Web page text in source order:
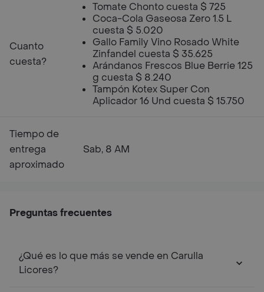
Cuanto
cuesta?
Tomate Chonto cuesta $ 725
Coca-Cola Gaseosa Zero 1.5 L
cuesta $ 5.020
Gallo Family Vino Rosado White
Zinfandel cuesta $ 35.625
Arándanos Frescos Blue Berrie 125
g cuesta $ 8.240
Tampón Kotex Super Con
Aplicador 16 Und cuesta $ 15.750
Tiempo de
entrega
aproximado
Sab, 8 AM
Preguntas frecuentes
¿Qué es lo que más se vende en Carulla
Licores?